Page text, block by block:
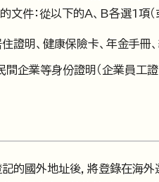
文件：從以下的A、B各選1項
住證明、健康保險卡、年金手冊
間企業等身份證明（企業員工
的國外地址後，將登錄在海外